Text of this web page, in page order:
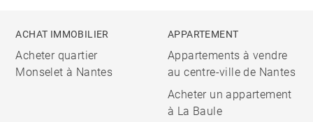
ACHAT IMMOBILIER
Acheter quartier
Monselet à Nantes
APPARTEMENT
Appartements à vendre
au centre-ville de Nantes
Acheter un appartement
à La Baule